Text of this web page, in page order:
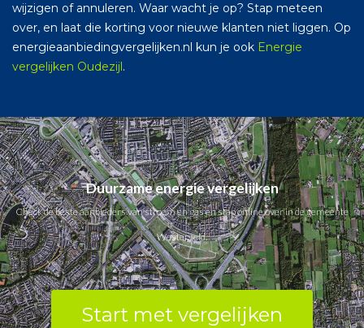
wijzigen of annuleren. Waar wacht je op? Stap meteen
over, en laat die korting voor nieuwe klanten niet liggen. Op
energieaanbiedingvergelijken.nl kun je ook Energie
vergelijken Oudezijl.
Duurzame energie vergelijken
Check de beste aanbieders van stroom en gas en stap online over in de gemeente
Westerveld.
Start met vergelijken